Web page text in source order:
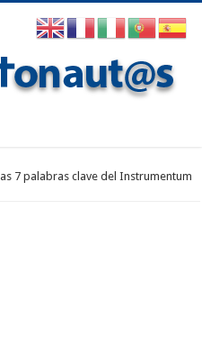
las 7 palabras clave del Instrumentum